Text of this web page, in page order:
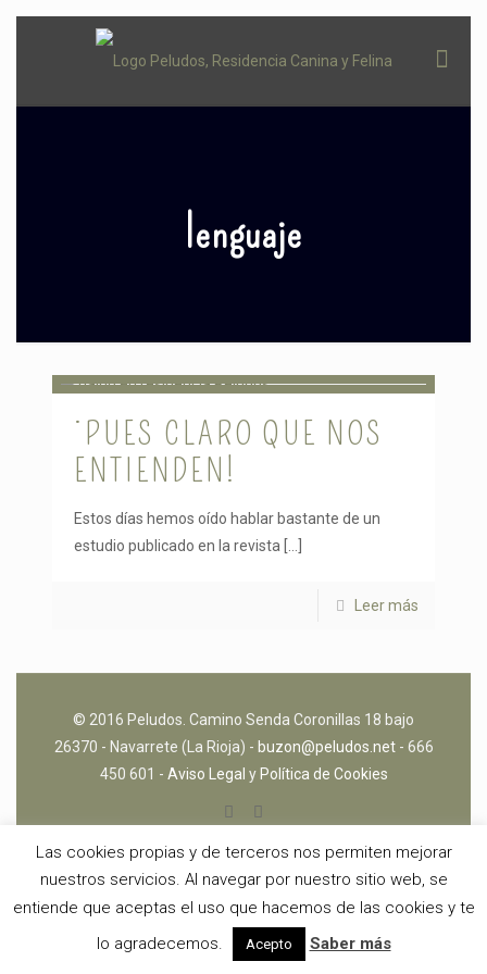
lenguaje
¡PUES CLARO QUE NOS
ENTIENDEN!
Estos días hemos oído hablar bastante de un
estudio publicado en la revista
Leer más
© 2016 Peludos. Camino Senda Coronillas 18 bajo
26370 - Navarrete (La Rioja) - buzon@peludos.net- 666
450 601 - Aviso Legal y Política de Cookies
Las cookies propias y de terceros nos permiten mejorar
nuestros servicios. Al navegar por nuestro sitio web, se
entiende que aceptas el uso que hacemos de las cookies y te
lo agradecemos.
Acepto Saber más